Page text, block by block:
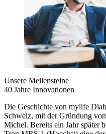
Unsere Meilensteine
40 Jahre Innovationen
Die Geschichte von mylife
Schweiz, mit der Gründung
Michel. Bereits ein Jahr später